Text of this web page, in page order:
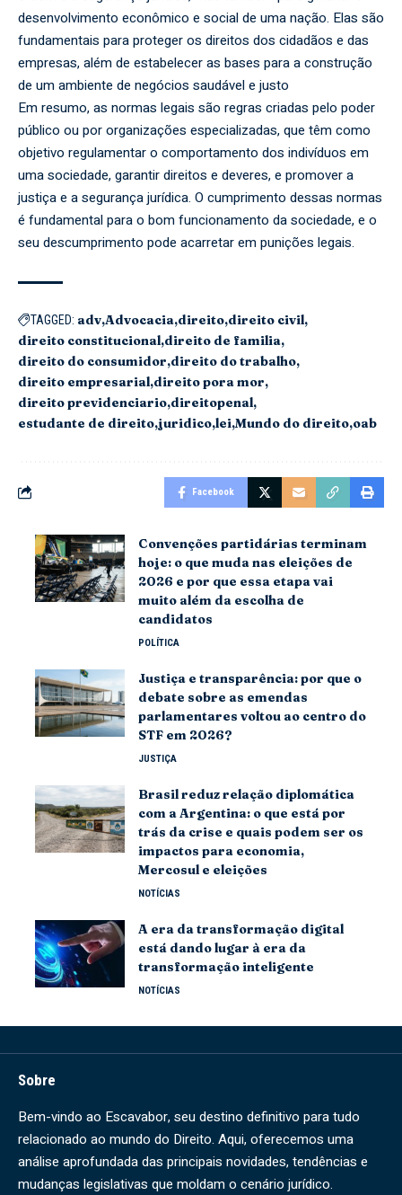
desenvolvimento econômico e social de uma nação. Elas são
fundamentais para proteger os direitos dos cidadãos e das
empresas, além de estabelecer as bases para a construção
de um ambiente de negócios saudável e justo
Em resumo, as normas legais são regras criadas pelo poder
público ou por organizações especializadas, que têm como
objetivo regulamentar o comportamento dos indivíduos em
uma sociedade, garantir direitos e deveres, e promover a
justiça e a segurança jurídica. O cumprimento dessas normas
é fundamental para o bom funcionamento da sociedade, e o
seu descumprimento pode acarretar em punições legais.
TAGGED: adv Advocacia direito direito civil
direito constitucional direito de familia
direito do consumidor direito do trabalho
direito empresarial direito pora mor
direito previdenciario direitopenal
estudante de direito juridico lei Mundo do direito oab
Facebook
Convenções partidárias terminam
hoje: o que muda nas eleições de
2026 e por que essa etapa vai
muito além da escolha de
candidatos
POLÍTICA
Justiça e transparência: por que o
debate sobre as emendas
parlamentares voltou ao centro do
STF em 2026?
JUSTIÇA
Brasil reduz relação diplomática
com a Argentina: o que está por
trás da crise e quais podem ser os
impactos para economia,
Mercosul e eleições
NOTÍCIAS
A era da transformação digital
está dando lugar à era da
transformação inteligente
NOTÍCIAS
Sobre
Bem-vindo ao Escavabor, seu destino definitivo para tudo
relacionado ao mundo do Direito. Aqui, oferecemos uma
análise aprofundada das principais novidades, tendências e
mudanças legislativas que moldam o cenário jurídico.